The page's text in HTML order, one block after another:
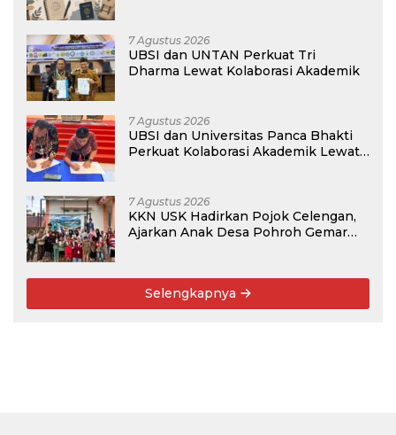
7 Agustus 2026
UBSI dan UNTAN Perkuat Tri
Dharma Lewat Kolaborasi Akademik
7 Agustus 2026
UBSI dan Universitas Panca Bhakti
Perkuat Kolaborasi Akademik Lewat
7 Agustus 2026
KKN USK Hadirkan Pojok Celengan,
Ajarkan Anak Desa Pohroh Gemar
Selengkapnya